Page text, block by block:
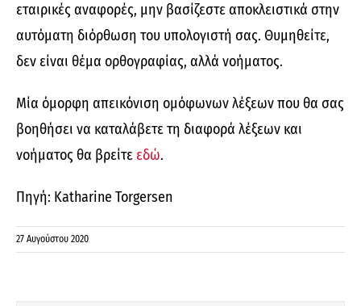
εταιρικές αναφορές, μην βασίζεστε αποκλειστικά στην
αυτόματη διόρθωση του υπολογιστή σας. Θυμηθείτε,
δεν είναι θέμα ορθογραφίας, αλλά νοήματος.
Μία όμορφη απεικόνιση ομόφωνων λέξεων που θα σας
βοηθήσει να καταλάβετε τη διαφορά λέξεων και
νοήματος θα βρείτε εδώ.
Πηγή: Katharine Torgersen
27 Αυγούστου 2020